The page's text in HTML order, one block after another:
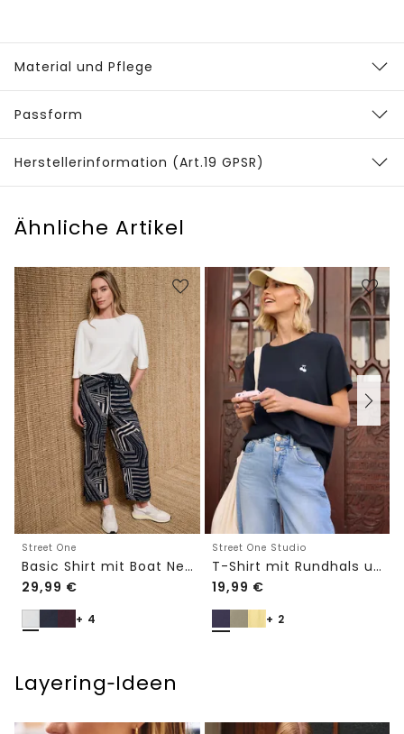
Material und Pflege
Passform
Herstellerinformation (Art.19 GPSR)
Ähnliche Artikel
Street One
Basic Shirt mit Boat Neck und Elastikbund
29,99 €
+ 4
Street One Studio
T-Shirt mit Rundhals und Embroidery-Detail
19,99 €
+ 2
Layering‑Ideen